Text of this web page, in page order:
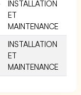
INSTALLATION
ET
MAINTENANCE
INSTALLATION
ET
MAINTENANCE